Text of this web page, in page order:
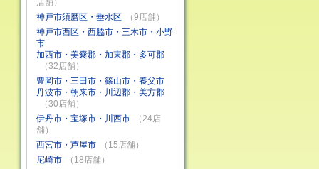
店舗）
神戸市須磨区・垂水区
（9店舗）
神戸市西区・西脇市・三木市・小野
市
加西市・美嚢郡・加東郡・多可郡
（32店舗）
豊岡市・三田市・篠山市・養父市
丹波市・朝来市・川辺郡・美方郡
（30店舗）
伊丹市・宝塚市・川西市
（24店
舗）
西宮市・芦屋市
（15店舗）
尼崎市
（18店舗）